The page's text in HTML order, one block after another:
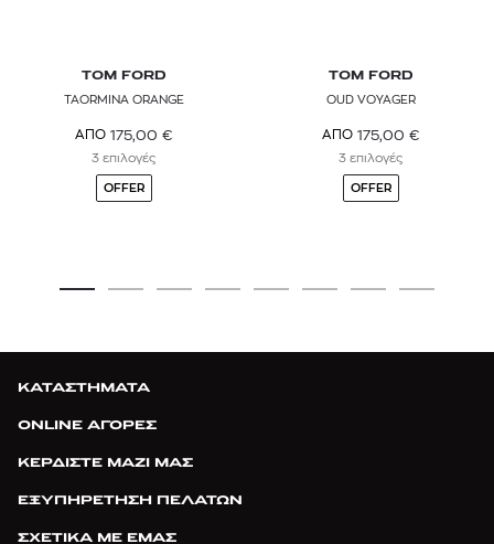
TOM FORD
TAORMINA ORANGE
ΑΠΟ 175,00 €
3 επιλογές
OFFER
TOM FORD
OUD VOYAGER
ΑΠΟ 175,00 €
3 επιλογές
OFFER
ΚΑΤΑΣΤΗΜΑΤΑ
ONLINE ΑΓΟΡΕΣ
ΚΕΡΔΙΣΤΕ ΜΑΖΙ ΜΑΣ
ΕΞΥΠΗΡΕΤΗΣΗ ΠΕΛΑΤΩΝ
ΣΧΕΤΙΚΑ ΜΕ ΕΜΑΣ